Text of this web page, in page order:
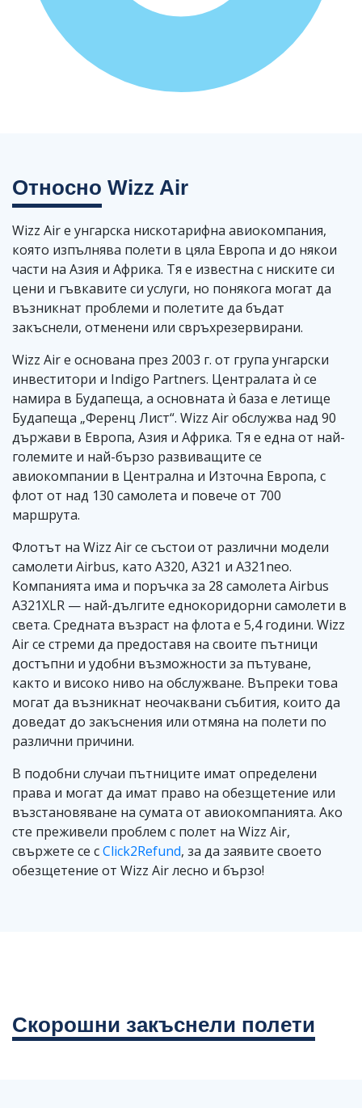
Относно Wizz Air
Wizz Air е унгарска нискотарифна авиокомпания,
която изпълнява полети в цяла Европа и до някои
части на Азия и Африка. Тя е известна с ниските си
цени и гъвкавите си услуги, но понякога могат да
възникнат проблеми и полетите да бъдат
закъснели, отменени или свръхрезервирани.
Wizz Air е основана през 2003 г. от група унгарски
инвеститори и Indigo Partners. Централата ѝ се
намира в Будапеща, а основната ѝ база е летище
Будапеща „Ференц Лист“. Wizz Air обслужва над 90
държави в Европа, Азия и Африка. Тя е една от най-
големите и най-бързо развиващите се
авиокомпании в Централна и Източна Европа, с
флот от над 130 самолета и повече от 700
маршрута.
Флотът на Wizz Air се състои от различни модели
самолети Airbus, като A320, A321 и A321neo.
Компанията има и поръчка за 28 самолета Airbus
A321XLR — най-дългите еднокоридорни самолети в
света. Средната възраст на флота е 5,4 години. Wizz
Air се стреми да предоставя на своите пътници
достъпни и удобни възможности за пътуване,
както и високо ниво на обслужване. Въпреки това
могат да възникнат неочаквани събития, които да
доведат до закъснения или отмяна на полети по
различни причини.
В подобни случаи пътниците имат определени
права и могат да имат право на обезщетение или
възстановяване на сумата от авиокомпанията. Ако
сте преживели проблем с полет на Wizz Air,
свържете се сClick2Refund, за да заявите своето
обезщетение от Wizz Air лесно и бързо!
Скорошни закъснели полети